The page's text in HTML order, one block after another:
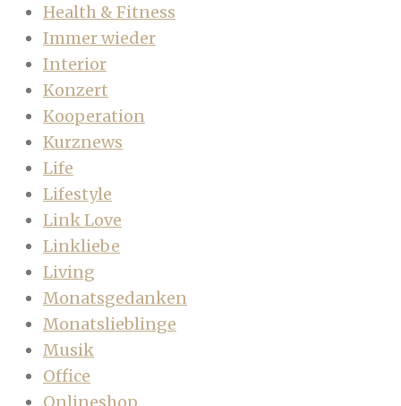
Health & Fitness
Immer wieder
Interior
Konzert
Kooperation
Kurznews
Life
Lifestyle
Link Love
Linkliebe
Living
Monatsgedanken
Monatslieblinge
Musik
Office
Onlineshop